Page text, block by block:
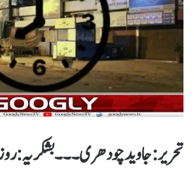
تحریر:جاوید چودھری۔۔۔ بشکریہ